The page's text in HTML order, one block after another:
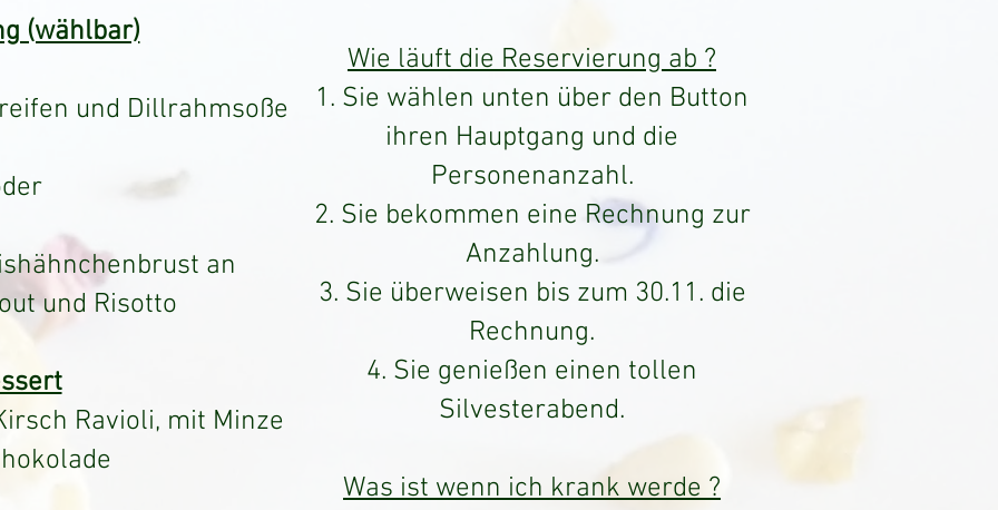
(wählbar)
und Dillrahmsoße
an
und Risotto
Ravioli, mit Minze
Wie läuft die Reservierung ab ?
1. Sie wählen unten über den Button
ihren Hauptgang und die
Personenanzahl.
2. Sie bekommen eine Rechnung zur
Anzahlung.
3. Sie überweisen bis zum 30.11. die
Rechnung.
4. Sie genießen einen tollen
Silvesterabend.
Was ist wenn ich krank werde ?